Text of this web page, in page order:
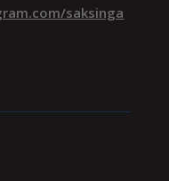
saksinga